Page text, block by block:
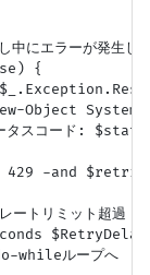
にエラーが発生
{
Object
スコード:
-and
リミット超過
whileループへ